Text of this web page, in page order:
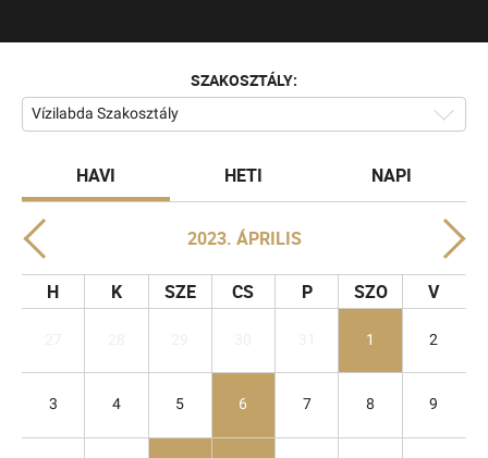
SZAKOSZTÁLY:
Vízilabda Szakosztály
HAVI HETI NAPI
2023. ÁPRILIS
H K SZE CS P SZO V
1 2
3 4 5 6 7 8 9